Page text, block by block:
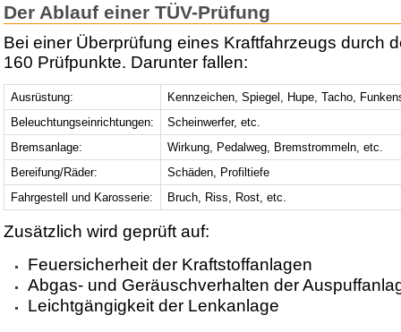
Der Ablauf einer TÜV-Prüfung
Bei einer Überprüfung eines Kraftfahrzeugs durch
160 Prüfpunkte. Darunter fallen:
Ausrüstung:
Kennzeichen, Spiegel, Hupe, Tacho,
Beleuchtungseinrichtungen:
Scheinwerfer, etc.
Bremsanlage:
Wirkung, Pedalweg, Bremstrommeln, etc.
Bereifung/Räder:
Schäden, Profiltiefe
Fahrgestell und Karosserie:
Bruch, Riss, Rost, etc.
Zusätzlich wird geprüft auf:
Feuersicherheit der Kraftstoffanlagen
Abgas- und Geräuschverhalten der
Leichtgängigkeit der Lenkanlage